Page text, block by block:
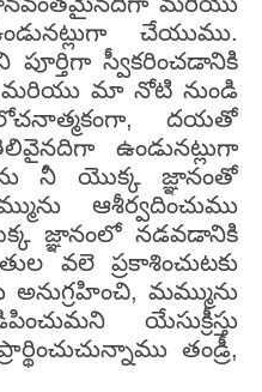
చేయుము.
పూర్తిగా స్వీకరించడానికి
మా నోటి నుండి
దయతో
ఉండునట్లుగా
నీ యొక్క జ్ఞానంతో
ఆశీర్వదించుము
జ్ఞానంలో నడవడానికి
వలె ప్రకాశించుటకు
మమ్మును
యేసుక్రీస్తు
తండ్రీ,